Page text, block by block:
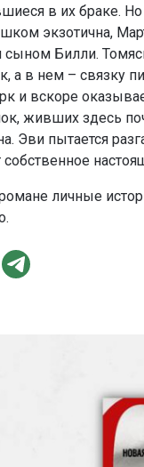
в их браке. Но
экзотична,
Билли.
а в нем – связку
и вскоре
живших здесь
Эви пытается
личные